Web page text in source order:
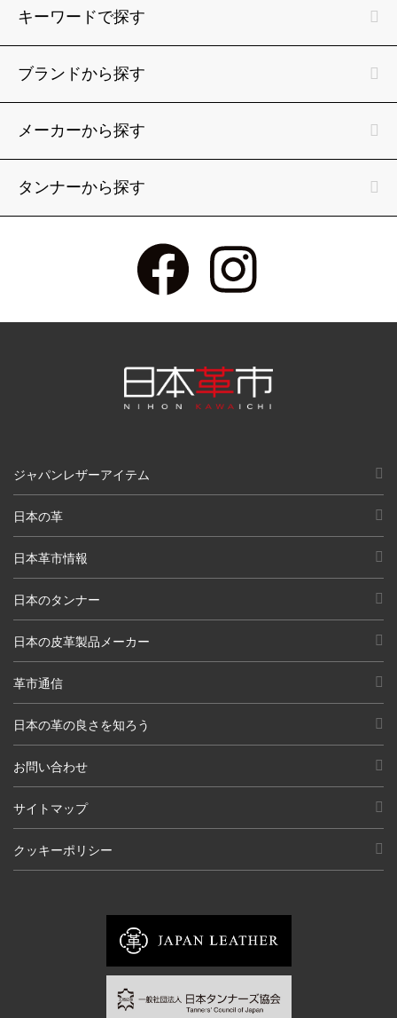
キーワードで探す
ブランドから探す
メーカーから探す
タンナーから探す
ジャパンレザーアイテム
日本の革
日本革市情報
日本のタンナー
日本の皮革製品メーカー
革市通信
日本の革の良さを知ろう
お問い合わせ
サイトマップ
クッキーポリシー